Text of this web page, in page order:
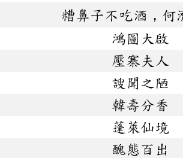
糟鼻子不吃酒，何
鴻圖大啟
壓寨夫人
謏聞之陋
韓壽分香
蓬萊仙境
醜態百出